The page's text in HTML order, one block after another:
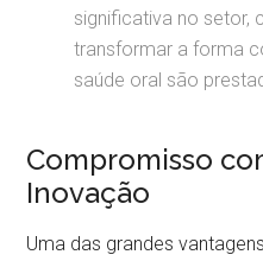
significativa no setor,
transformar a forma
saúde oral são
Compromisso
Inovação
Uma das grandes